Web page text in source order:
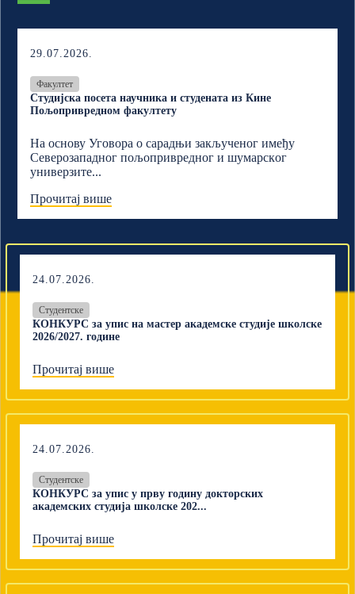
29.07.2026.
Факултет
Студијска посета научника и студената из Кине
Пољопривредном факултету
На основу Уговора о сарадњи закљученог имеђу
Северозападног пољопривредног и шумарскoг
универзите...
Прочитај више
24.07.2026.
Студентске
КОНКУРС за упис на мастер академске студије школске
2026/2027. године
Прочитај више
24.07.2026.
Студентске
КОНКУРС за упис у прву годину докторских
академских студија школске 202...
Прочитај више